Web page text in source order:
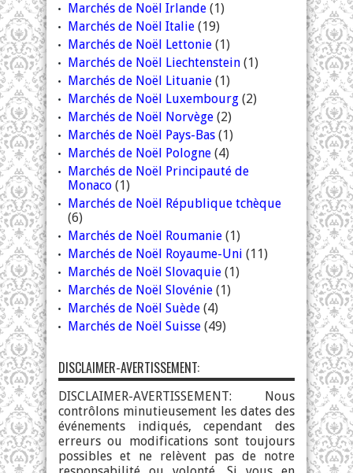
Marchés de Noël Irlande (1)
Marchés de Noël Italie (19)
Marchés de Noël Lettonie (1)
Marchés de Noël Liechtenstein (1)
Marchés de Noël Lituanie (1)
Marchés de Noël Luxembourg (2)
Marchés de Noël Norvège (2)
Marchés de Noël Pays-Bas (1)
Marchés de Noël Pologne (4)
Marchés de Noël Principauté de
Monaco (1)
Marchés de Noël République tchèque
(6)
Marchés de Noël Roumanie (1)
Marchés de Noël Royaume-Uni (11)
Marchés de Noël Slovaquie (1)
Marchés de Noël Slovénie (1)
Marchés de Noël Suède (4)
Marchés de Noël Suisse (49)
DISCLAIMER-AVERTISSEMENT:
DISCLAIMER-AVERTISSEMENT: Nous
contrôlons minutieusement les dates des
événements indiqués, cependant des
erreurs ou modifications sont toujours
possibles et ne relèvent pas de notre